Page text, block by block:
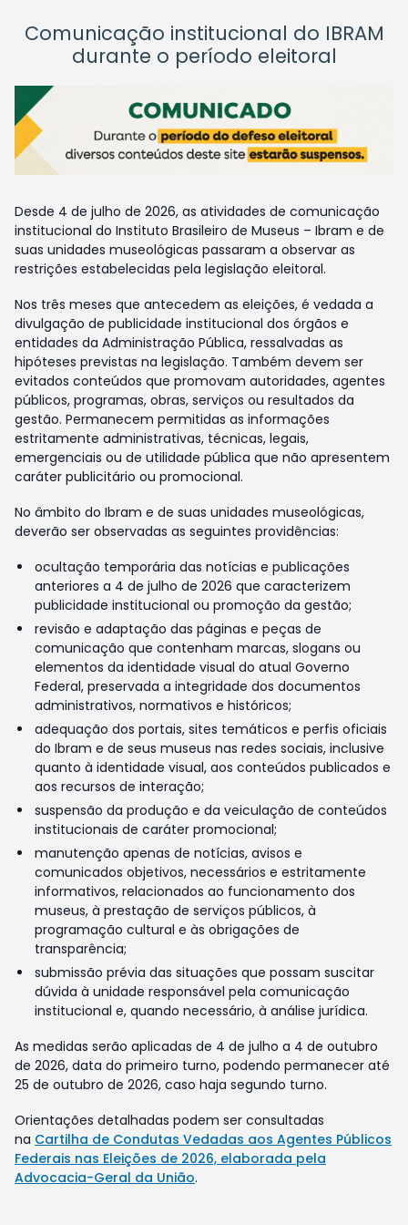
Comunicação institucional do IBRAM
durante o período eleitoral
Desde 4 de julho de 2026, as atividades de comunicação
institucional do Instituto Brasileiro de Museus – Ibram e de
suas unidades museológicas passaram a observar as
restrições estabelecidas pela legislação eleitoral.
Nos três meses que antecedem as eleições, é vedada a
divulgação de publicidade institucional dos órgãos e
entidades da Administração Pública, ressalvadas as
hipóteses previstas na legislação. Também devem ser
evitados conteúdos que promovam autoridades, agentes
públicos, programas, obras, serviços ou resultados da
gestão. Permanecem permitidas as informações
estritamente administrativas, técnicas, legais,
emergenciais ou de utilidade pública que não apresentem
caráter publicitário ou promocional.
No âmbito do Ibram e de suas unidades museológicas,
deverão ser observadas as seguintes providências:
ocultação temporária das notícias e publicações
anteriores a 4 de julho de 2026 que caracterizem
publicidade institucional ou promoção da gestão;
revisão e adaptação das páginas e peças de
comunicação que contenham marcas, slogans ou
elementos da identidade visual do atual Governo
Federal, preservada a integridade dos documentos
administrativos, normativos e históricos;
adequação dos portais, sites temáticos e perfis oficiais
do Ibram e de seus museus nas redes sociais, inclusive
quanto à identidade visual, aos conteúdos publicados e
aos recursos de interação;
suspensão da produção e da veiculação de conteúdos
institucionais de caráter promocional;
manutenção apenas de notícias, avisos e
comunicados objetivos, necessários e estritamente
informativos, relacionados ao funcionamento dos
museus, à prestação de serviços públicos, à
programação cultural e às obrigações de
transparência;
submissão prévia das situações que possam suscitar
dúvida à unidade responsável pela comunicação
institucional e, quando necessário, à análise jurídica.
As medidas serão aplicadas de 4 de julho a 4 de outubro
de 2026, data do primeiro turno, podendo permanecer até
25 de outubro de 2026, caso haja segundo turno.
Orientações detalhadas podem ser consultadas
na Cartilha de Condutas Vedadas aos Agentes Públicos
Federais nas Eleições de 2026, elaborada pela
Advocacia-Geral da União.